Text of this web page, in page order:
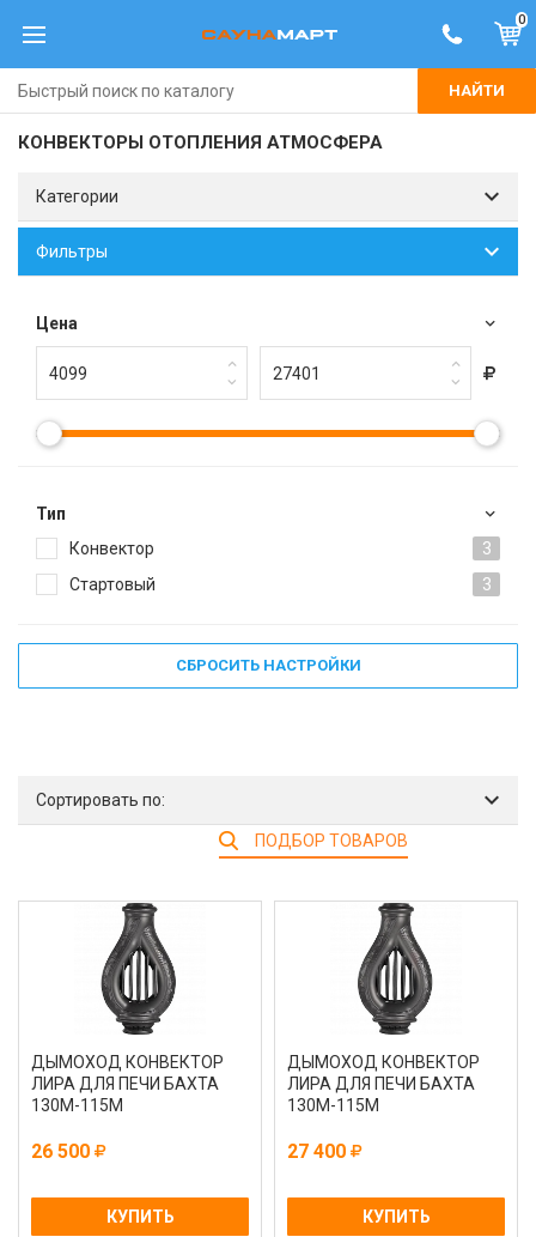
0
НАЙТИ
КОНВЕКТОРЫ ОТОПЛЕНИЯ АТМОСФЕРА
Категории
Фильтры
Цена
Тип
Конвектор
3
Стартовый
3
СБРОСИТЬ НАСТРОЙКИ
Сортировать по:
ПОДБОР ТОВАРОВ
ДЫМОХОД КОНВЕКТОР
ЛИРА ДЛЯ ПЕЧИ БАХТА
130М-115М
26 500
КУПИТЬ
ДЫМОХОД КОНВЕКТОР
ЛИРА ДЛЯ ПЕЧИ БАХТА
130М-115М
27 400
КУПИТЬ